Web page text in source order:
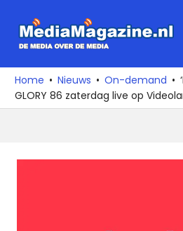
naar
media
over
de
Home Nieuws On-demand
GLORY 86 zaterdag live op